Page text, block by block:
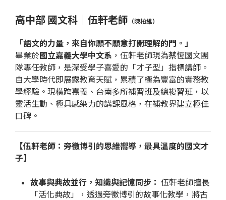
高中部 國文科｜ 伍軒老師 （陳柏維）
「語文的力量，來自你願不願意打開理解的門。」
畢業於國立嘉義大學中文系 ，伍軒老師現為蔡恆國文團
隊專任教師，是深受學子喜愛的「才子型」指標講師。
自大學時代即展露教育天賦，累積了極為豐富的實務教
學經驗。現橫跨嘉義、台南多所補習班及總複習班，以
靈活生動、極具感染力的講課風格，在補教界建立極佳
口碑。
【伍軒老師：旁徵博引的思維嚮導，最具溫度的國文才
子】
故事與典故並行，知識與記憶同步： 伍軒老師擅長
「活化典故」，透過旁徵博引的故事化教學，將古